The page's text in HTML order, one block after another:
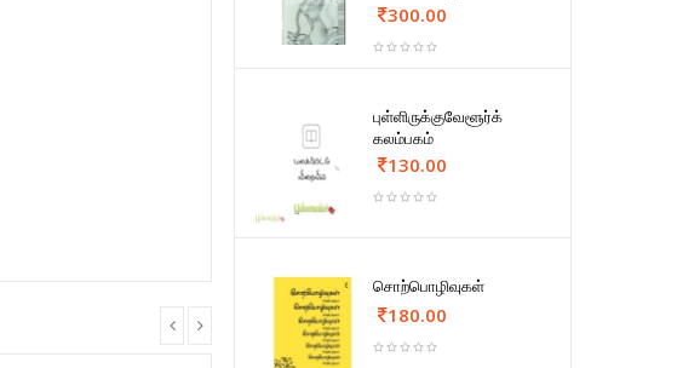
300.00
புள்ளிருக்குவேளூர்க்
கலம்பகம்
130.00
சொற்பொழிவுகள்
180.00